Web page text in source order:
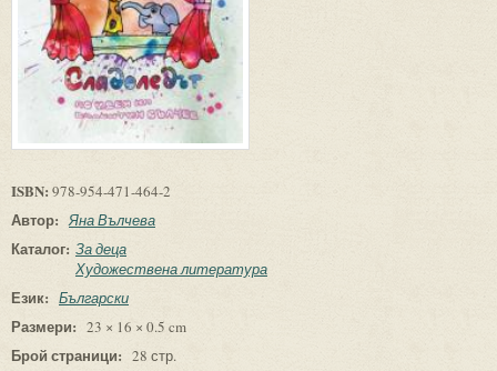
ISBN: 978-954-471-464-2
Автор: Яна Вълчева
Каталог: За деца
Художествена литература
Език: Български
Размери: 23 × 16 × 0.5 cm
Брой страници: 28 стр.